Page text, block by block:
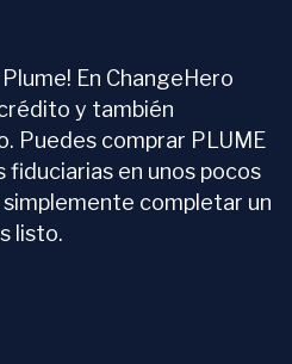
En ChangeHero
y también
Puedes comprar PLUME
fiduciarias en unos pocos
completar un
listo.